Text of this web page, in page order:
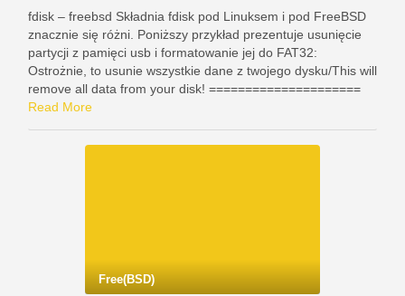
fdisk – freebsd Składnia fdisk pod Linuksem i pod FreeBSD
znacznie się różni. Poniższy przykład prezentuje usunięcie
partycji z pamięci usb i formatowanie jej do FAT32:
Ostrożnie, to usunie wszystkie dane z twojego dysku/This will
remove all data from your disk! =====================
dmesg dd if=/dev/zero of=/dev/da0 bs=1k count=1 fdisk -BI
Read More
Free(BSD)